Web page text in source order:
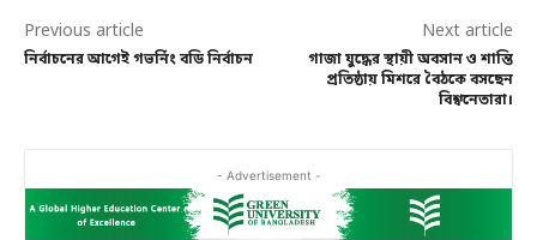
Previous article
নির্বাচনের আগেই গভর্নিং বডি নির্বাচন
Next article
গাজা যুদ্ধের স্থায়ী অবসান ও শান্তি
প্রতিষ্ঠায় মিশরে বৈঠকে বসছেন
বিশ্বনেতারা।
- Advertisement -